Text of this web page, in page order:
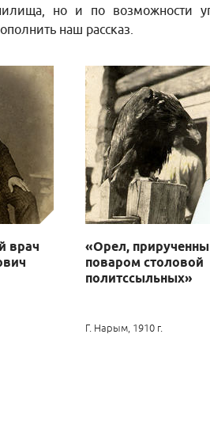
но и по возможности
наш рассказ.
врач
«Орел,
поваром столовой
политссыльных»
Г. Нарым, 1910 г.